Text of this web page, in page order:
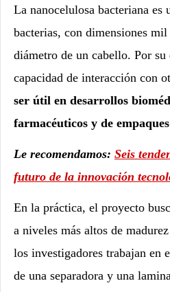
La nanocelulosa bacteriana
bacterias, con dimensiones mil
diámetro de un cabello. Por
capacidad de interacción con
ser útil en desarrollos
farmacéuticos y de
Le recomendamos: Seis
futuro de la innovación
En la práctica, el proyecto
a niveles más altos de
los investigadores trabajan en
de una separadora y una